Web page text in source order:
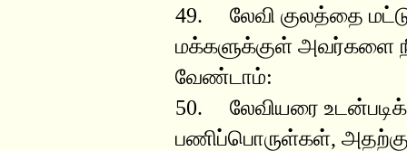
49. லேவி குலத்தை
மக்களுக்குள் அவர்களை
வேண்டாம்:
50. லேவியரை
பணிப்பொருள்கள்,